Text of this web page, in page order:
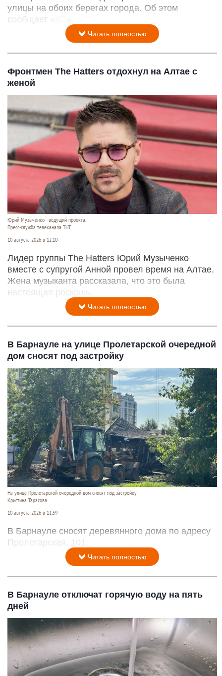
улицы на обоих берегах города. Об этом
сообщает « КС
Читать полностью
Фронтмен The Hatters отдохнул на Алтае с
женой
Юрий Музыченко - ведущий проекта.
Пресс-служба телеканала ТНТ.
10 августа 2026 в 12:10
Лидер группы The Hatters Юрий Музыченко
вместе с супругой Анной провел время на Алтае.
Жена музыканта рассказала, что это была
настоящая роскошь.
Читать полностью
В Барнауле на улице Пролетарской очередной
дом сносят под застройку
На улице Пролетарской очередной дом сносят под застройку
Кристина Тарасова
10 августа 2026 в 11:59
В Барнауле сносят деревянного дома по адресу
Пролетарская, 101.
Читать полностью
В Барнауле отключат горячую воду на пять
дней